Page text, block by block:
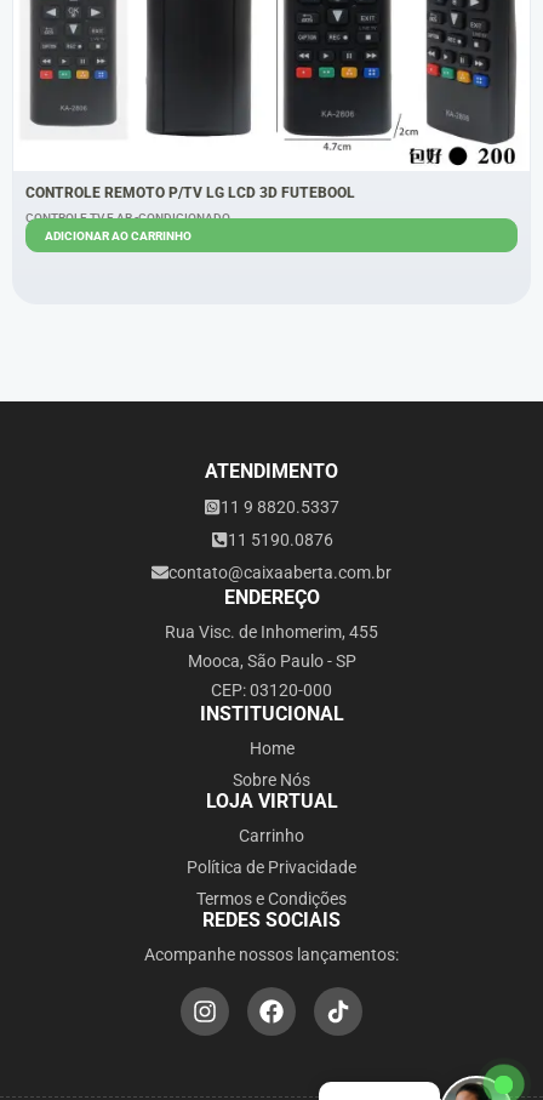
CONTROLE REMOTO P/TV LG LCD 3D FUTEBOOL
CONTROLE TV E AR -CONDICIONADO
ADICIONAR AO CARRINHO
ATENDIMENTO
11 9 8820.5337
11 5190.0876
contato@caixaaberta.com.br
ENDEREÇO
Rua Visc. de Inhomerim, 455
Mooca, São Paulo - SP
CEP: 03120-000
INSTITUCIONAL
Home
Sobre Nós
LOJA VIRTUAL
Carrinho
Política de Privacidade
Termos e Condições
REDES SOCIAIS
Acompanhe nossos lançamentos: